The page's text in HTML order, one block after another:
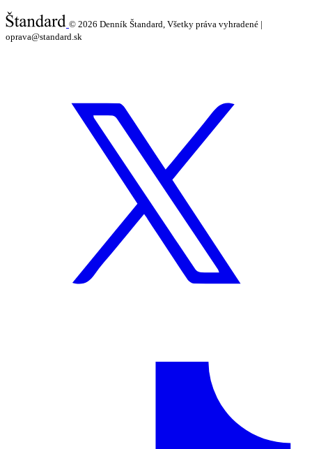
© 2026 Denník Štandard, Všetky práva vyhradené |
oprava@standard.sk